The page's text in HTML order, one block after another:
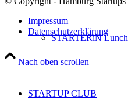
STARTERiN Lunch
STARTUP CLUB
Impressum
Datenschutzerklärung
Nach oben scrollen